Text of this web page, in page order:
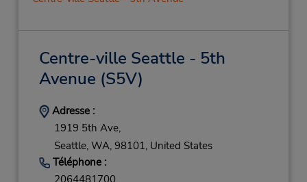
Centre-ville Seattle - 5th
Avenue (S5V)
Adresse :
1919 5th Ave,
Seattle, WA, 98101, United States
Téléphone :